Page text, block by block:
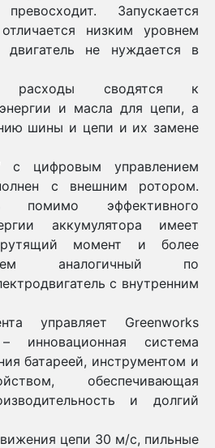
Запускается
низким уровнем
не нуждается в
расходы сводятся к
и масла для цепи, а
шины и цепи и их замене
с цифровым управлением
с внешним ротором.
помимо эффективного
аккумулятора имеет
момент и более
аналогичный по
с внутренним
управляет Greenworks
инновационная система
батареей, инструментом и
обеспечивающая
и долгий
цепи 30 м/с, пильные